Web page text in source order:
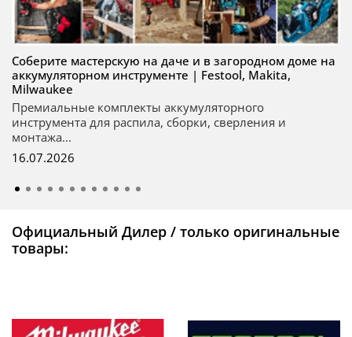
Соберите мастерскую на даче и в загородном доме на
аккумуляторном инструменте | Festool, Makita,
Milwaukee
Премиальные комплекты аккумуляторного
инструмента для распила, сборки, сверления и
монтажа...
16.07.2026
Официальный Дилер / только оригинальные
товары: